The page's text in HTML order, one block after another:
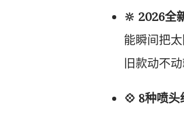
🔆 2026全
能瞬间把
旧款动不动
💠 8种喷头